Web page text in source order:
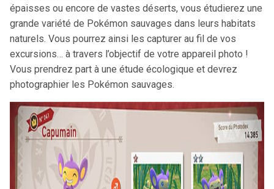
épaisses ou encore de vastes déserts, vous étudierez une
grande variété de Pokémon sauvages dans leurs habitats
naturels. Vous pourrez ainsi les capturer au fil de vos
excursions… à travers l’objectif de votre appareil photo !
Vous prendrez part à une étude écologique et devrez
photographier les Pokémon sauvages.